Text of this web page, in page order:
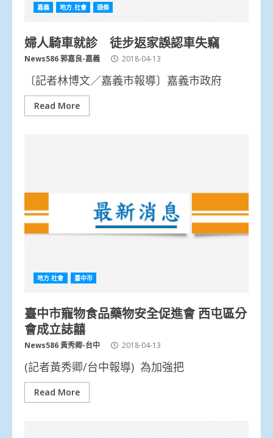
嘉義 地方.社會 頭條
婦人騎車就診 徒步返家誤認車失竊
News586 郭嘉良-嘉義 2018-04-13
〔記者林博文／嘉義市報導〕嘉義市政府
Read More
地方.社會 臺中市
臺中市寵物食品藥物安全促進會 西屯區分
會成立誌囍
News586 黃秀卿-台中 2018-04-13
(記者黃秀卿/台中報導) 為加強把
Read More